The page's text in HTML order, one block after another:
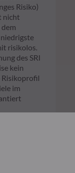
Risiko)
nicht
risikolos.
des SRI
kein
Risikoprofil
im
für die